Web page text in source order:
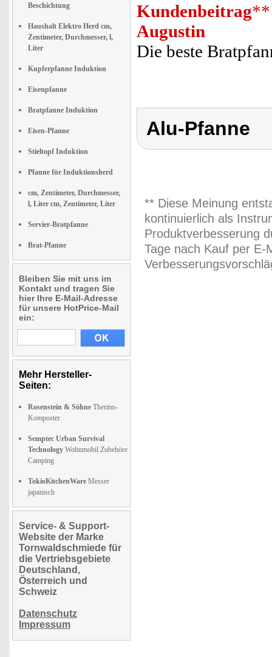
Beschichtung
Haushalt Elektro Herd cm,
Zentimeter, Durchmesser, l,
Liter
Kupferpfanne Induktion
Eisenpfanne
Bratpfanne Induktion
Eisen-Pfanne
Stieltopf Induktion
Pfanne für Induktionsherd
cm, Zentimeter, Durchmesser,
l, Liter cm, Zentimeter, Liter
Servier-Bratpfanne
Brat-Pfanne
Bleiben Sie mit uns im
Kontakt und tragen Sie
hier Ihre E-Mail-Adresse
für unsere HotPrice-Mail
ein:
Mehr Hersteller-
Seiten:
Rosenstein & Söhne Thermo-
Komposter
Semptec Urban Survival
Technology Wohnmobil Zubehöre
Camping
TokioKitchenWare Messer
japanisch
Service- & Support-
Website der Marke
Tornwaldschmiede für
die Vertriebsgebiete
Deutschland,
Österreich und
Schweiz
Datenschutz
Impressum
Kundenbeitrag**
Augustin
Die beste
Alu-Pfanne
** Diese Meinung
kontinuierlich als
Produktverbesserung
Tage nach Kauf per E-